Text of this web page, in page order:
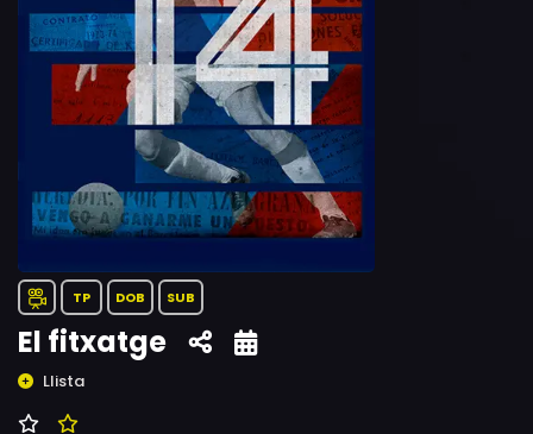
TP DOB SUB
El fitxatge
Llista